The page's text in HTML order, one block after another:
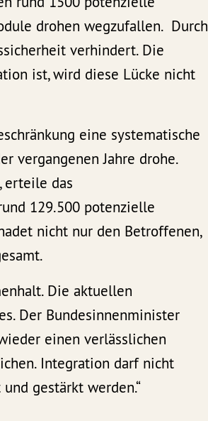
drohen wegzufallen. Durch
verhindert. Die
ist, wird diese Lücke nicht
eine systematische
vergangenen Jahre drohe.
erteile das
129.500 potenzielle
nicht nur den Betroffenen,
Die aktuellen
Der Bundesinnenminister
einen verlässlichen
Integration darf nicht
gestärkt werden.“